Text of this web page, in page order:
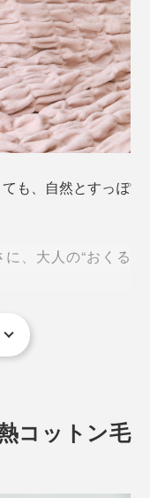
も、自然とすっぽ
、大人の“おくる
コットン毛